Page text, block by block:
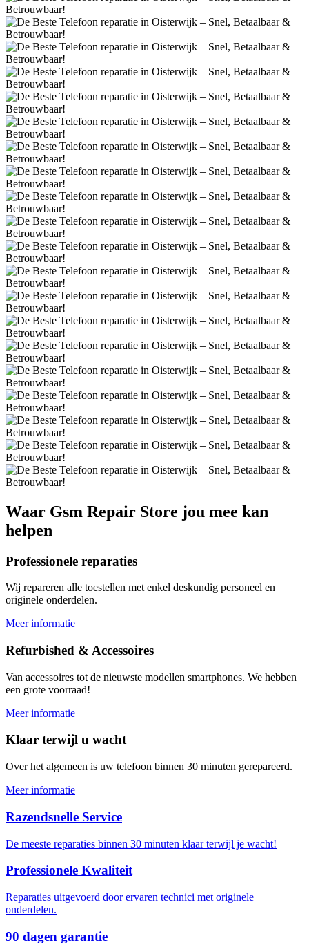
Waar Gsm Repair Store jou mee kan
helpen
Professionele reparaties
Wij repareren alle toestellen met enkel deskundig personeel en
originele onderdelen.
Meer informatie
Refurbished & Accessoires
Van accessoires tot de nieuwste modellen smartphones. We hebben
een grote voorraad!
Meer informatie
Klaar terwijl u wacht
Over het algemeen is uw telefoon binnen 30 minuten gerepareerd.
Meer informatie
Razendsnelle Service
De meeste reparaties binnen 30 minuten klaar terwijl je wacht!
Professionele Kwaliteit
Reparaties uitgevoerd door ervaren technici met originele
onderdelen.
90 dagen garantie